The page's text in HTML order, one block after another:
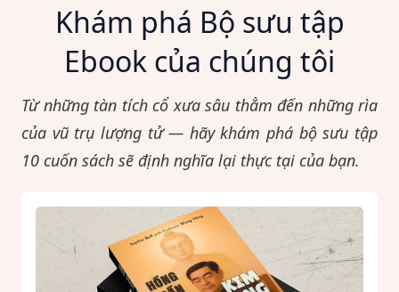
Khám phá Bộ sưu tập
Ebook của chúng tôi
Từ những tàn tích cổ xưa sâu thẳm đến những rìa
của vũ trụ lượng tử — hãy khám phá bộ sưu tập
10 cuốn sách sẽ định nghĩa lại thực tại của bạn.